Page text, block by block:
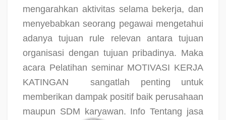
mengarahkan aktivitas selama bekerja, dan
menyebabkan seorang pegawai mengetahui
adanya tujuan rule relevan antara tujuan
organisasi dengan tujuan pribadinya. Maka
acara Pelatihan seminar MOTIVASI KERJA
KATINGAN
sangatlah penting untuk
memberikan dampak positif baik perusahaan
maupun SDM karyawan. Info Tentang jasa